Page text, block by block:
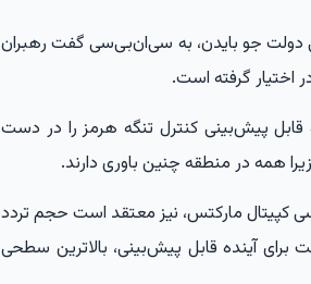
دولت جو بایدن، به سی‌ان‌بی‌سی گفت رهبران
اختیار گرفته است.
پیش‌بینی کنترل تنگه هرمز را در دست
همه در منطقه چنین باوری دارند.
کپیتال مارکتس، نیز معتقد است حجم تردد
آینده قابل پیش‌بینی، بالاترین سطحی